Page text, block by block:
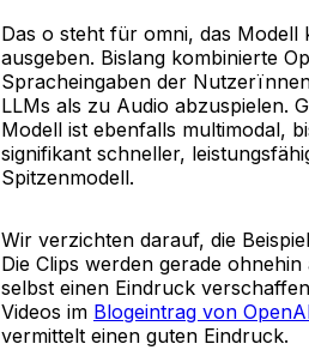
Das o steht für omni, das Modell
ausgeben. Bislang kombinierte
Spracheingaben der
LLMs als zu Audio abzuspielen.
Modell ist ebenfalls multimodal,
signifikant schneller,
Spitzenmodell.
Wir verzichten darauf, die
Die Clips werden gerade
selbst einen Eindruck
Videos im Blogeintrag von
vermittelt einen guten Eindruck.